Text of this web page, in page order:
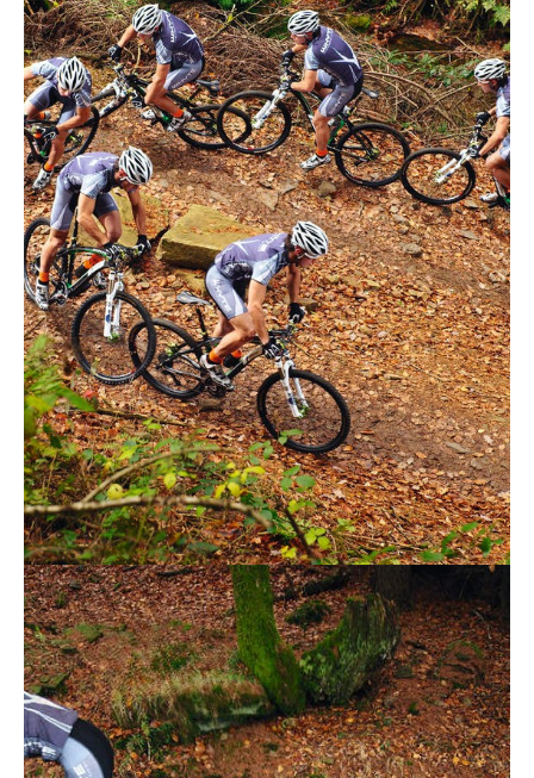
Actualités
Technologies
Tests de produits
Conseils
Tendances
Tous nos articles
À propos